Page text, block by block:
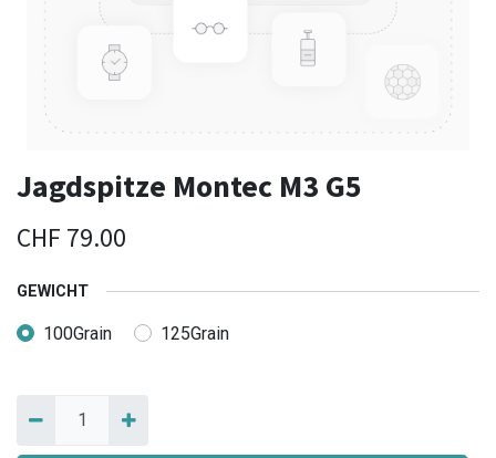
Jagdspitze Montec M3 G5
CHF 79.00
GEWICHT
100Grain 125Grain